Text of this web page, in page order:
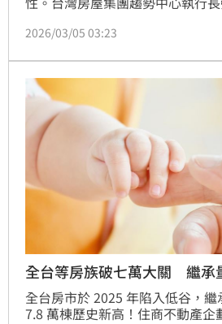
已故藝人大S以及蕭亞軒等藝人聞
持有10年後帳面增值3160萬元，
核心區域豪宅的增值韌性。（陳
2026/03/05 03:23
全台等房族破七萬大關 繼承
全台房市於 2025 年陷入低谷，
7.8 萬棟歷史新高！住商不動產企